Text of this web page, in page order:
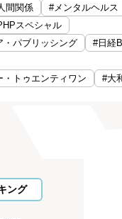
間関係
#メンタルヘルス
スペシャル
・パブリッシング
#日経
・トゥエンティワン
#大
ング